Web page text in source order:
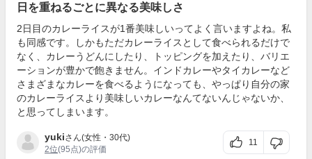
日を重ねるごとに異なる美味しさ
2日目のカレーライスが1番美味しいってよく言いますよね。私
も同感です。しかもただカレーライスとして食べられるだけで
なく、カレーうどんにしたり、トッピングを加えたり、バリエ
ーションが豊かで飽きません。インドカレーやタイカレーなど
さまざまなカレーを食べるようになっても、やっぱり自分の家
のカレーライスより美味しいカレーなんてないんじゃないか、
と思ってしまいます。
yukiさん(女性・30代)
2位(95点)の評価
11